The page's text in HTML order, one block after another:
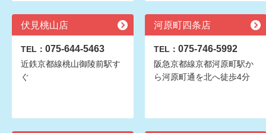
伏見桃山店
TEL： 075-644-5463
近鉄京都線桃山御陵前駅す
ぐ
河原町四条店
TEL： 075-746-5992
阪急京都線京都河原町駅か
ら河原町通を北へ徒歩4分